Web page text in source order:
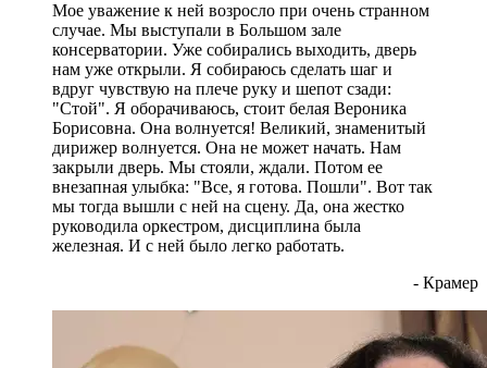
Мое уважение к ней возросло при очень странном
случае. Мы выступали в Большом зале
консерватории. Уже собирались выходить, дверь
нам уже открыли. Я собираюсь сделать шаг и
вдруг чувствую на плече руку и шепот сзади:
"Стой". Я оборачиваюсь, стоит белая Вероника
Борисовна. Она волнуется! Великий, знаменитый
дирижер волнуется. Она не может начать. Нам
закрыли дверь. Мы стояли, ждали. Потом ее
внезапная улыбка: "Все, я готова. Пошли". Вот так
мы тогда вышли с ней на сцену. Да, она жестко
руководила оркестром, дисциплина была
железная. И с ней было легко работать.
- Крамер